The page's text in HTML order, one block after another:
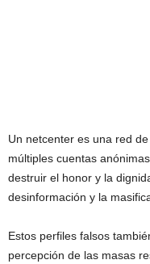
Un netcenter es una red
múltiples cuentas
destruir el honor y la
desinformación y la
Estos perfiles falsos
percepción de las masas